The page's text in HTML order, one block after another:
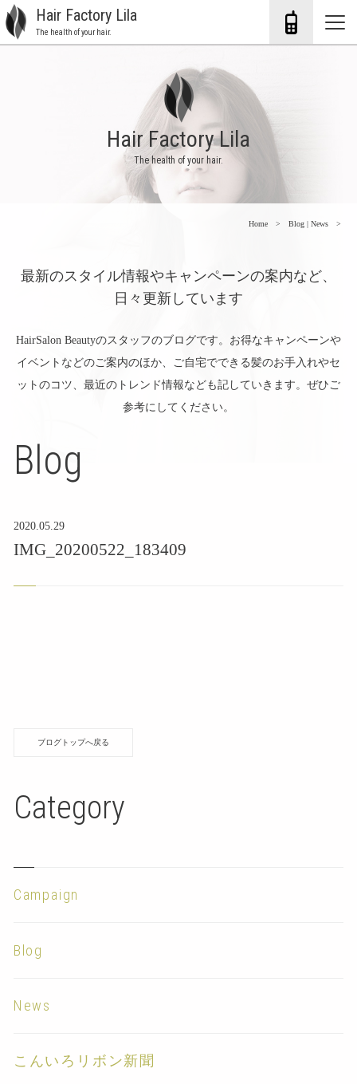
Hair Factory Lila
The health of your hair.
Hair Factory Lila
The health of your hair.
Home Blog | News
最新のスタイル情報やキャンペーンの案内など、
日々更新しています
HairSalon Beautyのスタッフのブログです。お得なキャンペーンや
イベントなどのご案内のほか、ご自宅でできる髪のお手入れやセ
ットのコツ、最近のトレンド情報なども記していきます。ぜひご
参考にしてください。
Blog
2020.05.29
IMG_20200522_183409
ブログトップへ戻る
Category
Campaign
Blog
News
こんいろリボン新聞